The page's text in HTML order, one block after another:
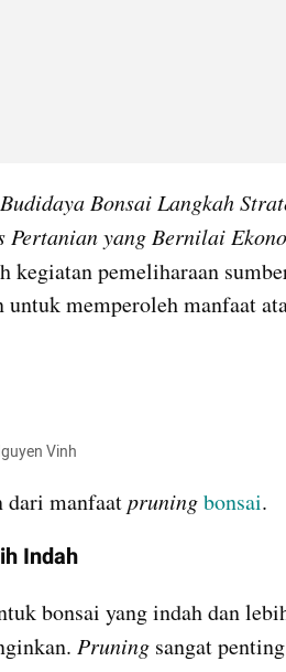
Bonsai Langkah
yang Bernilai
kegiatan pemeliharaan
untuk memperoleh manfaat
Vinh
dari manfaat pruningbonsai.
Indah
bonsai yang indah dan
Pruning sangat